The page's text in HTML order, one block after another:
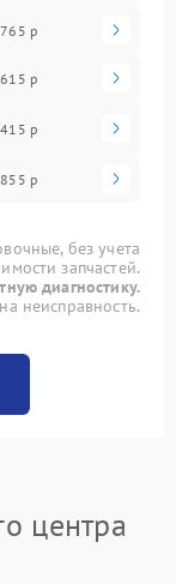
765 р
615 р
415 р
855 р
без учета
запчастей.
диагностику.
неисправность.
центра